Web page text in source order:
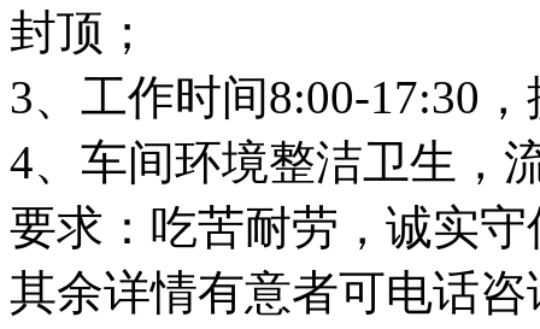
封顶；
3、工作时间8:00-17:30
4、车间环境整洁卫生，
要求：吃苦耐劳，诚实
其余详情有意者可电话咨